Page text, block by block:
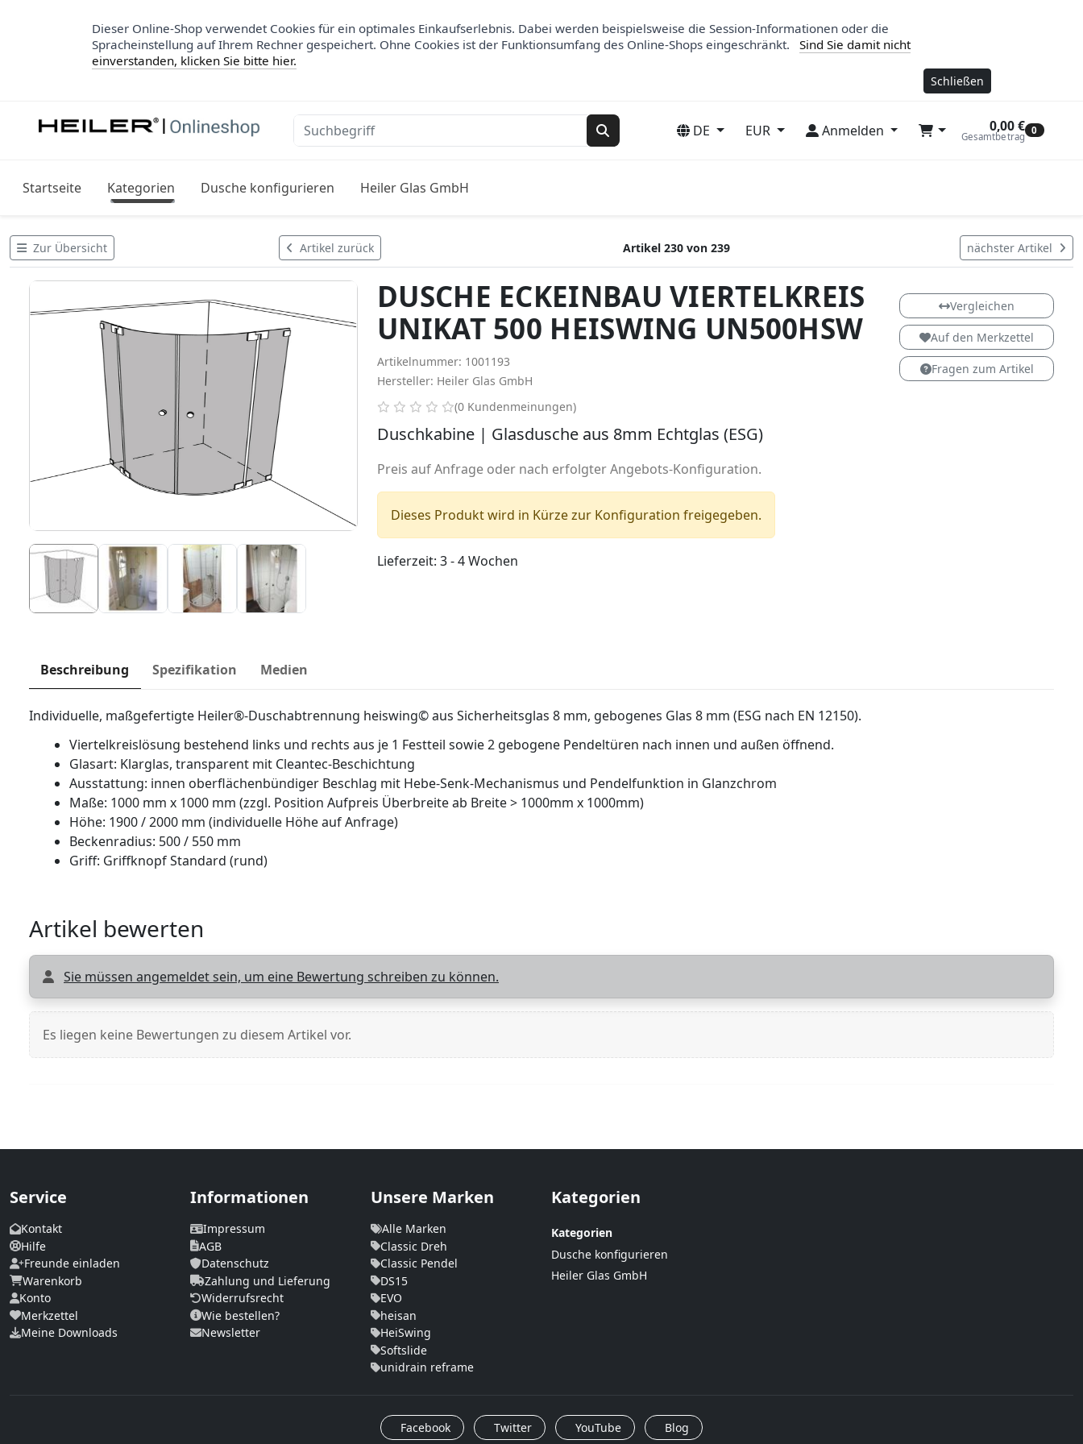
Dieser Online-Shop verwendet Cookies für ein optimales Einkaufserlebnis. Dabei werden beispielsweise die Session-Informationen oder die
Spracheinstellung auf Ihrem Rechner gespeichert. Ohne Cookies ist der Funktionsumfang des Online-Shops eingeschränkt.
Sind Sie damit nicht
einverstanden, klicken Sie bitte hier.
Schließen
Suchen
DE EUR Anmelden 0,00 €
Gesamtbetrag 0
Startseite Kategorien Dusche konfigurieren Heiler Glas GmbH
Zur Übersicht Artikel zurück Artikel 230 von 239 nächster Artikel
DUSCHE ECKEINBAU VIERTELKREIS
UNIKAT 500 HEISWING UN500HSW
Artikelnummer: 1001193
Hersteller: Heiler Glas GmbH
0 von 5 Sternen
(0 Kundenmeinungen)
Duschkabine | Glasdusche aus 8mm Echtglas (ESG)
Preis auf Anfrage oder nach erfolgter Angebots-Konfiguration.
Dieses Produkt wird in Kürze zur Konfiguration freigegeben.
Lieferzeit: 3 - 4 Wochen
HeiSwing
Vergleichen
Auf den Merkzettel
Fragen zum Artikel
Beschreibung Spezifikation Medien
Individuelle, maßgefertigte Heiler®-Duschabtrennung heiswing© aus Sicherheitsglas 8 mm, gebogenes Glas 8 mm (ESG nach EN 12150).
Viertelkreislösung bestehend links und rechts aus je 1 Festteil sowie 2 gebogene Pendeltüren nach innen und außen öffnend.
Glasart: Klarglas, transparent mit Cleantec-Beschichtung
Ausstattung: innen oberflächenbündiger Beschlag mit Hebe-Senk-Mechanismus und Pendelfunktion in Glanzchrom
Maße: 1000 mm x 1000 mm (zzgl. Position Aufpreis Überbreite ab Breite > 1000mm x 1000mm)
Höhe: 1900 / 2000 mm (individuelle Höhe auf Anfrage)
Beckenradius: 500 / 550 mm
Griff: Griffknopf Standard (rund)
Artikel bewerten
Sie müssen angemeldet sein, um eine Bewertung schreiben zu können.
Es liegen keine Bewertungen zu diesem Artikel vor.
Service
Kontakt
Hilfe
Freunde einladen
Warenkorb
Konto
Merkzettel
Meine Downloads
Informationen
Impressum
AGB
Datenschutz
Zahlung und Lieferung
Widerrufsrecht
Wie bestellen?
Newsletter
Unsere Marken
Alle Marken
Classic Dreh
Classic Pendel
DS15
EVO
heisan
HeiSwing
Softslide
unidrain reframe
Kategorien
Kategorien
Dusche konfigurieren
Heiler Glas GmbH
Facebook Twitter YouTube Blog